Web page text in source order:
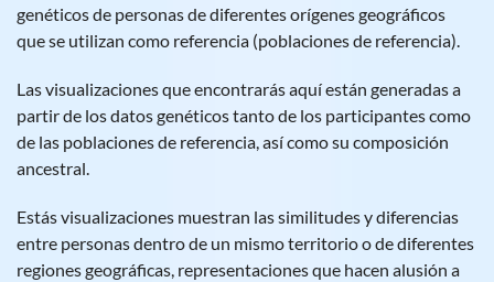
genéticos de personas de diferentes orígenes geográficos
que se utilizan como referencia (poblaciones de referencia).
Las visualizaciones que encontrarás aquí están generadas a
partir de los datos genéticos tanto de los participantes como
de las poblaciones de referencia, así como su composición
ancestral.
Estás visualizaciones muestran las similitudes y diferencias
entre personas dentro de un mismo territorio o de diferentes
regiones geográficas, representaciones que hacen alusión a